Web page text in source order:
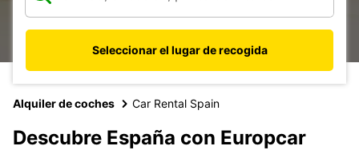
Seleccionar el lugar de recogida
Alquiler de coches Car Rental Spain
Descubre España con Europcar